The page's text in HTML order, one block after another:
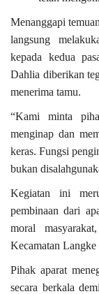
Menanggapi
langsung
kepada kedua
Dahlia diberikan
menerima tamu.
“Kami minta
menginap dan
keras. Fungsi
bukan
Kegiatan ini
pembinaan dari
moral
Kecamatan Langke
Pihak aparat
secara berkala